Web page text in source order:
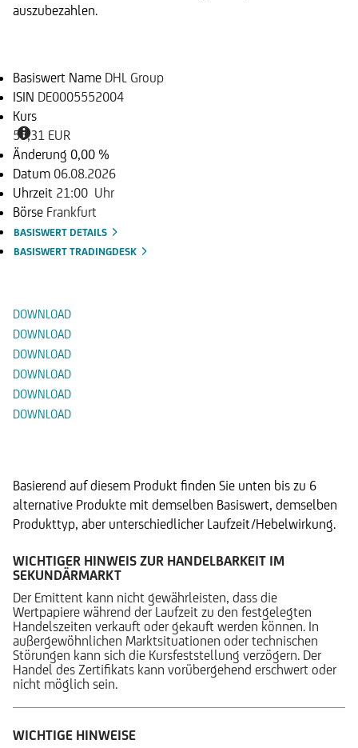
auszubezahlen.
Basiswert Name DHL Group
ISIN DE0005552004
Kurs
55,31 EUR
Änderung 0,00 %
Datum 06.08.2026
Uhrzeit 21:00 Uhr
Börse Frankfurt
BASISWERT DETAILS
BASISWERT TRADINGDESK
DOWNLOAD
DOWNLOAD
DOWNLOAD
DOWNLOAD
DOWNLOAD
DOWNLOAD
Basierend auf diesem Produkt finden Sie unten bis zu 6
alternative Produkte mit demselben Basiswert, demselben
Produkttyp, aber unterschiedlicher Laufzeit/Hebelwirkung.
WICHTIGER HINWEIS ZUR HANDELBARKEIT IM
SEKUNDÄRMARKT
Der Emittent kann nicht gewährleisten, dass die
Wertpapiere während der Laufzeit zu den festgelegten
Handelszeiten verkauft oder gekauft werden können. In
außergewöhnlichen Marktsituationen oder technischen
Störungen kann sich die Kursfeststellung verzögern. Der
Handel des Zertifikats kann vorübergehend erschwert oder
nicht möglich sein.
WICHTIGE HINWEISE